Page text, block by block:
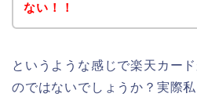
ない！！
というような感じで楽天カー
のではないでしょうか？実際